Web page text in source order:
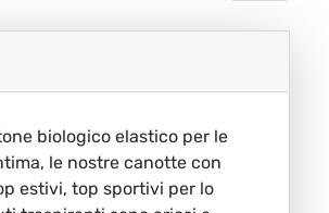
biologico elastico per le
le nostre canotte con
estivi, top sportivi per lo